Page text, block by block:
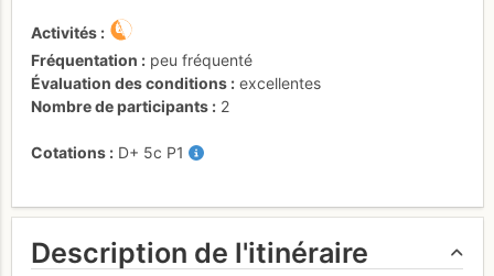
Activités
Fréquentation
peu fréquenté
Évaluation des conditions
excellentes
Nombre de participants
2
Cotations D+ 5c P1
Description de l'itinéraire